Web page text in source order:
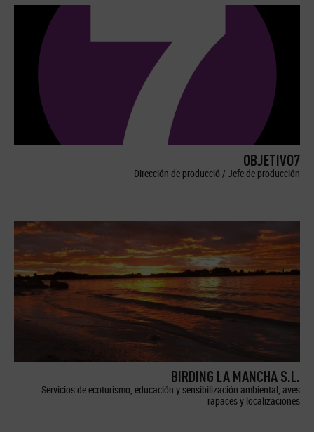
OBJETIVO7
Dirección de producció / Jefe de producción
BIRDING LA MANCHA S.L.
Servicios de ecoturismo, educación y sensibilización ambiental, aves
rapaces y localizaciones